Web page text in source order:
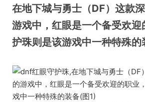
在地下城与勇士（DF）这款
游戏中，红眼是一个备受欢
护珠则是该游戏中一种特殊的